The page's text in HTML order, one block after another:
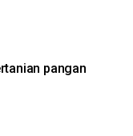
pangan